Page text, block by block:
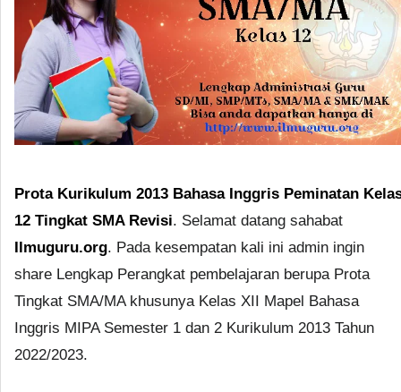
Prota Kurikulum 2013 Bahasa Inggris Peminatan
12 Tingkat SMA Revisi. Selamat datang sahabat
Ilmuguru.org. Pada kesempatan kali ini admin ingin
share Lengkap Perangkat pembelajaran berupa Prota
Tingkat SMA/MA khusunya Kelas XII Mapel Bahasa
Inggris MIPA Semester 1 dan 2 Kurikulum 2013 Tahun
2022/2023.